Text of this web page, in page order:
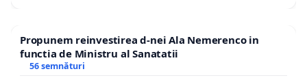
Propunem reinvestirea d-nei Ala Nemerenco in
functia de Ministru al Sanatatii
56 semnături